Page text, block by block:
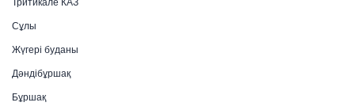
Сұлы
Жүгері буданы
Дәндібұршақ
Бұршақ